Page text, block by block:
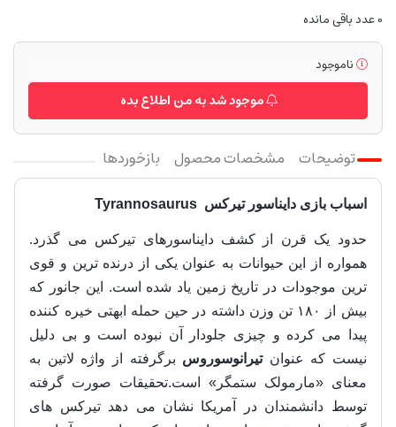
0عدد باقی مانده
ناموجود
موجود شد به من اطلاع بده
توضیحات مشخصات محصول بازخوردها
اسباب بازی دایناسور تیرکس Tyrannosaurus
حدود یک قرن از کشف دایناسورهای تیرکس می گذرد.
همواره از این حیوانات به عنوان یکی از درنده ترین و قوی
ترین موجودات در تاریخ زمین یاد شده است. این جانور که
بیش از ۱۸۰ تن وزن داشته در حین حمله ابهتی خیره کننده
پیدا می کرده و چیزی جلودار آن نبوده است و بی دلیل
نیست که عنوانتیرانوسوروس برگرفته از واژه لاتین به
معنای «مارمولک ستمگر» است.تحقیقات صورت گرفته
توسط دانشمندان در آمریکا نشان می دهد تیرکس های